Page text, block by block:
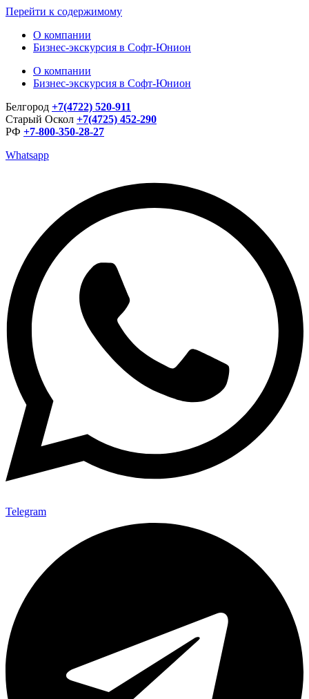
Перейти к содержимому
О компании
Бизнес-экскурсия в Софт-Юнион
О компании
Бизнес-экскурсия в Софт-Юнион
Белгород +7(4722) 520-911
Старый Оскол +7(4725) 452-290
РФ +7-800-350-28-27
Whatsapp
Telegram